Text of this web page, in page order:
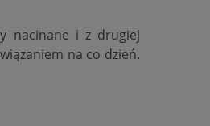
nacinane i z drugiej
na co dzień.